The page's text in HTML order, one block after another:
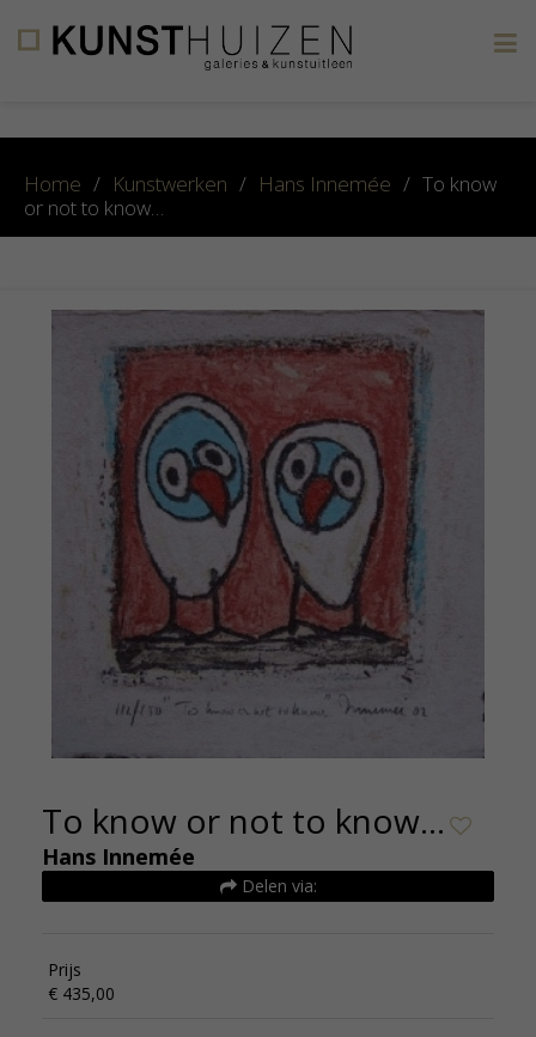
Home / Kunstwerken / Hans Innemée / To know
or not to know…
To know or not to know…
Hans Innemée
Delen via:
Prijs
€ 435,00